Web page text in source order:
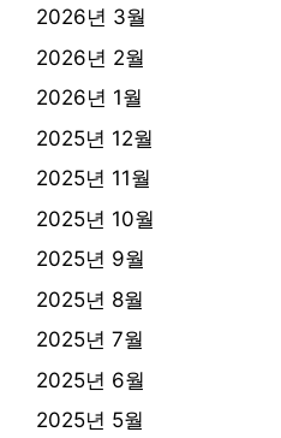
2026년 3월
2026년 2월
2026년 1월
2025년 12월
2025년 11월
2025년 10월
2025년 9월
2025년 8월
2025년 7월
2025년 6월
2025년 5월